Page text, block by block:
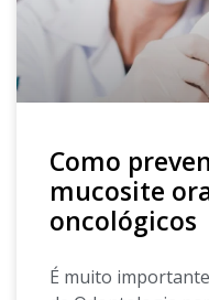
Como
mucosite
oncológicos
É muito